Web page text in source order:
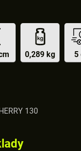
0,289 kg 5
130